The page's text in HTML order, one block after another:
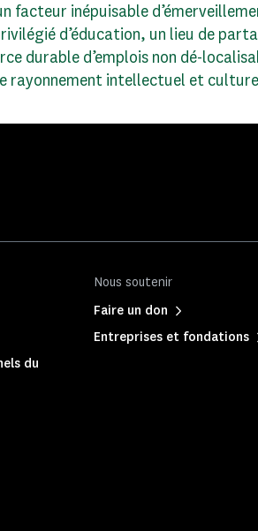
facteur inépuisable
d’éducation, un lieu de
durable d’emplois non dé-
rayonnement intellectuel et
du
Nous soutenir
Faire un don
Entreprises et fondations